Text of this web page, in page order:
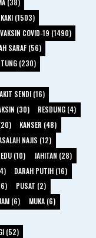
KAKI (1503)
VAKSIN COVID-19 (1490)
SARAF (56)
(230)
SENDI (16)
(30)
RESDUNG (4)
KANSER (48)
NAJIS (12)
(10)
JAHITAN (28)
DARAH PUTIH (16)
PUSAT (2)
(6)
MUKA (6)
(52)